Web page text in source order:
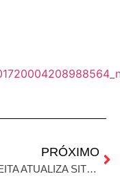
PRÓXIMO
PREFEITA ATUALIZA SITUAÇÃO APÓS TEMPORAL EM IBIRUBÁ